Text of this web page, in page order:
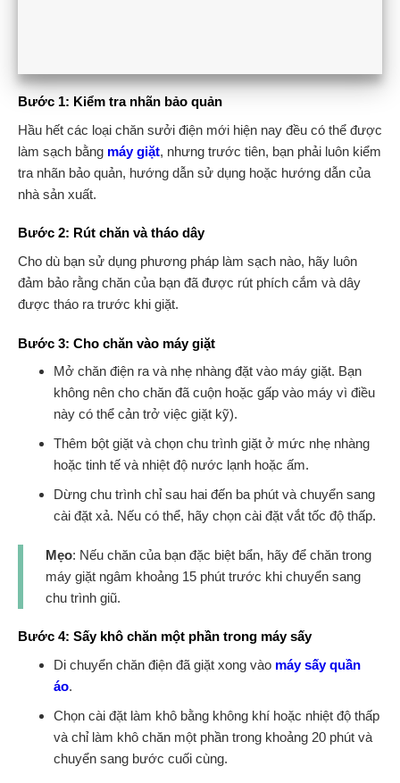
Bước 1: Kiểm tra nhãn bảo quản
Hầu hết các loại chăn sưởi điện mới hiện nay đều có thể được
làm sạch bằng máy giặt, nhưng trước tiên, bạn phải luôn kiểm
tra nhãn bảo quản, hướng dẫn sử dụng hoặc hướng dẫn của
nhà sản xuất.
Bước 2: Rút chăn và tháo dây
Cho dù bạn sử dụng phương pháp làm sạch nào, hãy luôn
đảm bảo rằng chăn của bạn đã được rút phích cắm và dây
được tháo ra trước khi giặt.
Bước 3: Cho chăn vào máy giặt
Mở chăn điện ra và nhẹ nhàng đặt vào máy giặt. Bạn
không nên cho chăn đã cuộn hoặc gấp vào máy vì điều
này có thể cản trở việc giặt kỹ).
Thêm bột giặt và chọn chu trình giặt ở mức nhẹ nhàng
hoặc tinh tế và nhiệt độ nước lạnh hoặc ấm.
Dừng chu trình chỉ sau hai đến ba phút và chuyển sang
cài đặt xả. Nếu có thể, hãy chọn cài đặt vắt tốc độ thấp.
Mẹo: Nếu chăn của bạn đặc biệt bẩn, hãy để chăn trong
máy giặt ngâm khoảng 15 phút trước khi chuyển sang
chu trình giũ.
Bước 4: Sấy khô chăn một phần trong máy sấy
Di chuyển chăn điện đã giặt xong vào máy sấy quần
áo.
Chọn cài đặt làm khô bằng không khí hoặc nhiệt độ thấp
và chỉ làm khô chăn một phần trong khoảng 20 phút và
chuyển sang bước cuối cùng.